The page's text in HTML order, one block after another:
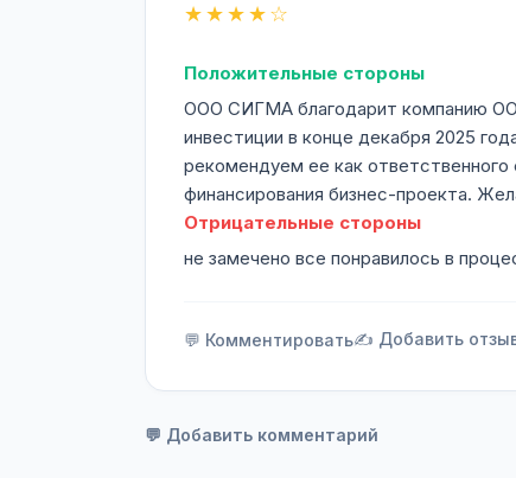
★★★★☆
Положительные стороны
ООО СИГМА благодарит компанию
инвестиции в конце декабря 2025
рекомендуем ее как ответственного
финансирования бизнес-проекта.
Отрицательные стороны
не замечено все понравилось в
💬 Комментировать✍️ Добавить
💬 Добавить комментарий